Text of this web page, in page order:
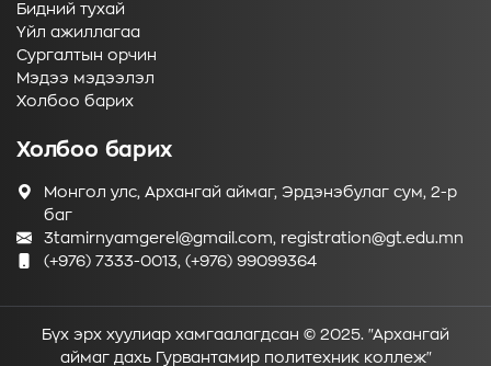
Бидний тухай
Үйл ажиллагаа
Сургалтын орчин
Мэдээ мэдээлэл
Холбоо барих
Холбоо барих
Монгол улс, Архангай аймаг, Эрдэнэбулаг сум, 2-р
баг
3tamirnyamgerel@gmail.com, registration@gt.edu.mn
(+976) 7333-0013, (+976) 99099364
Бүх эрх хуулиар хамгаалагдсан © 2025. "Архангай
аймаг дахь Гурвантамир политехник коллеж"